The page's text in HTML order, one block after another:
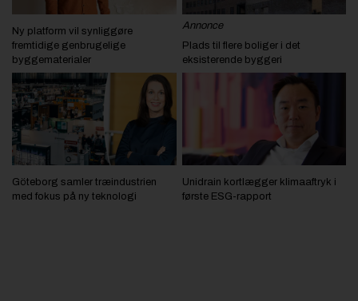
Ny platform vil synliggøre
fremtidige genbrugelige
byggematerialer
Annonce
Plads til flere boliger i det
eksisterende byggeri
Göteborg samler træindustrien
med fokus på ny teknologi
Unidrain kortlægger klimaaftryk i
første ESG-rapport